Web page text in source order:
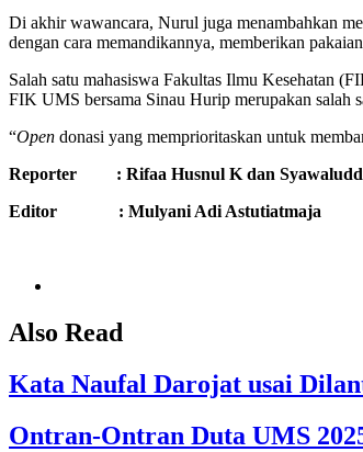
Di akhir wawancara, Nurul juga menambahkan
dengan cara memandikannya, memberikan
Salah satu mahasiswa Fakultas Ilmu Kesehatan
FIK UMS bersama Sinau Hurip merupakan salah
“Open donasi yang memprioritaskan untuk
Reporter : Rifaa Husnul K dan
Editor : Mulyani Adi Astutiatmaja
Also Read
Kata Naufal Darojat usai
Ontran-Ontran Duta UMS